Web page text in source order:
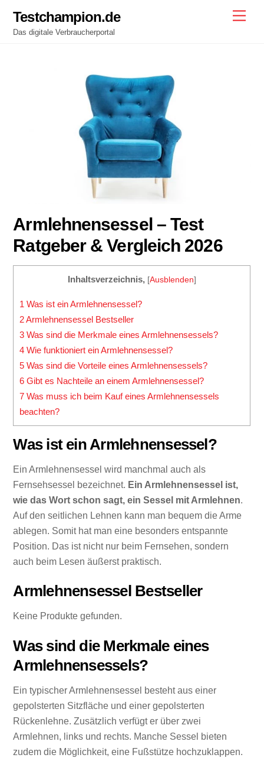
content
Testchampion.de
Das digitale Verbraucherportal
Armlehnensessel – Test
Ratgeber & Vergleich 2026
Inhaltsverzeichnis, [Ausblenden]
1 Was ist ein Armlehnensessel?
2Armlehnensessel Bestseller
3 Was sind die Merkmale eines Armlehnensessels?
4 Wie funktioniert ein Armlehnensessel?
5 Was sind die Vorteile eines Armlehnensessels?
6 Gibt es Nachteile an einem Armlehnensessel?
7 Was muss ich beim Kauf eines Armlehnensessels
beachten?
Was ist ein Armlehnensessel?
Ein Armlehnensessel wird manchmal auch als
Fernsehsessel bezeichnet. Ein Armlehnensessel ist,
wie das Wort schon sagt, ein Sessel mit Armlehnen.
Auf den seitlichen Lehnen kann man bequem die Arme
ablegen. Somit hat man eine besonders entspannte
Position. Das ist nicht nur beim Fernsehen, sondern
auch beim Lesen äußerst praktisch.
Armlehnensessel Bestseller
Keine Produkte gefunden.
Was sind die Merkmale eines
Armlehnensessels?
Ein typischer Armlehnensessel besteht aus einer
gepolsterten Sitzfläche und einer gepolsterten
Rückenlehne. Zusätzlich verfügt er über zwei
Armlehnen, links und rechts. Manche Sessel bieten
zudem die Möglichkeit, eine Fußstütze hochzuklappen.